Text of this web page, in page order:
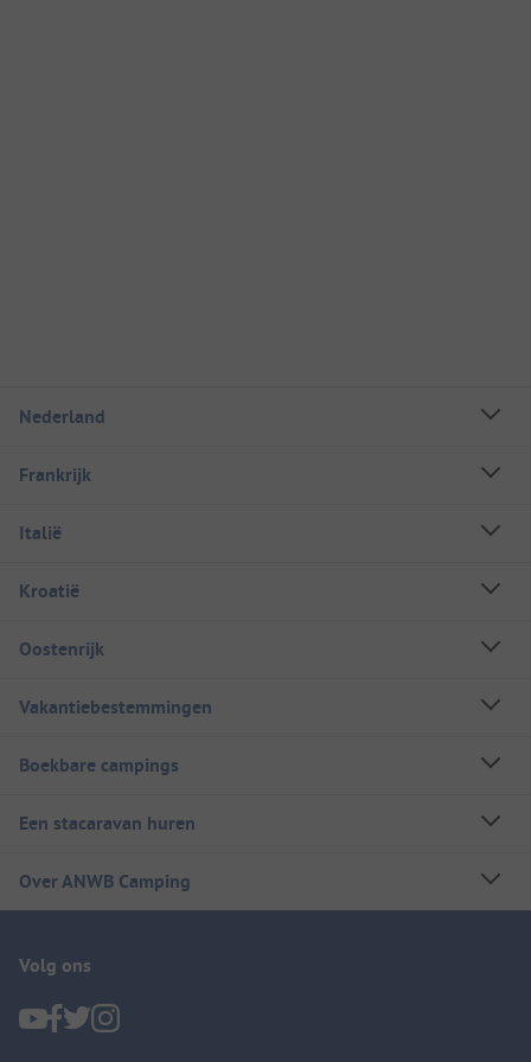
Nederland
Frankrijk
Italië
Kroatië
Oostenrijk
Vakantiebestemmingen
Boekbare campings
Een stacaravan huren
Over ANWB Camping
Volg ons